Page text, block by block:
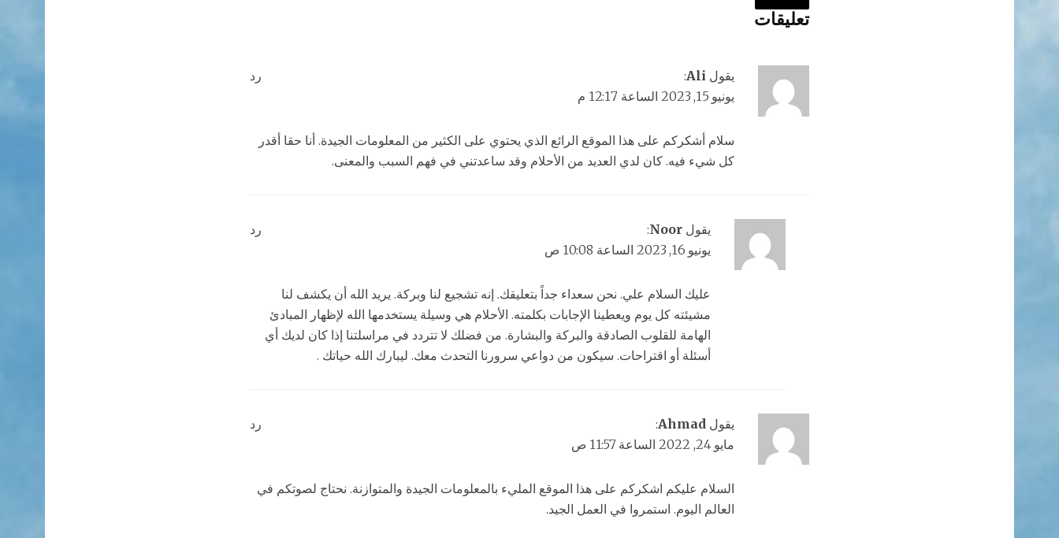
تعليقات
يقول Ali
:
يونيو 15, 2023 الساعة 12:17 م
سلام أشكركم على هذا الموقع الرائع الذي يحتوي على الكثير من المعلومات الجيدة. أنا حقا أقدر
كل شيء فيه. كان لدي العديد من الأحلام وقد ساعدتني في فهم السبب والمعنى.
رد
يقول Noor
:
يونيو 16, 2023 الساعة 10:08 ص
عليك السلام علي. نحن سعداء جداً بتعليقك. إنه تشجيع لنا وبركة. يريد الله أن يكشف لنا
مشيئته كل يوم ويعطينا الإجابات بكلمته. الأحلام هي وسيلة يستخدمها الله لإظهار المبادئ
الهامة للقلوب الصادقة والبركة والبشارة. من فضلك لا تتردد في مراسلتنا إذا كان لديك أي
أسئلة أو اقتراحات. سيكون من دواعي سرورنا التحدث معك. ليبارك الله حياتك .
رد
يقول Ahmad
:
مايو 24, 2022 الساعة 11:57 ص
السلام عليكم اشكركم على هذا الموقع المليء بالمعلومات الجيدة والمتوازنة. نحتاج لصوتكم في
العالم اليوم. استمروا في العمل الجيد.
رد